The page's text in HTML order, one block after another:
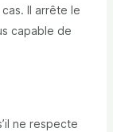
Il arrête le
capable de
ne respecte